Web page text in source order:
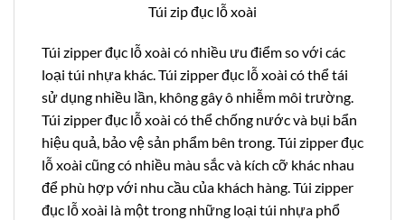
Túi zip đục lỗ xoài
Túi zipper đục lỗ xoài có nhiều ưu điểm so với các
loại túi nhựa khác. Túi zipper đục lỗ xoài có thể tái
sử dụng nhiều lần, không gây ô nhiễm môi trường.
Túi zipper đục lỗ xoài có thể chống nước và bụi bẩn
hiệu quả, bảo vệ sản phẩm bên trong. Túi zipper đục
lỗ xoài cũng có nhiều màu sắc và kích cỡ khác nhau
để phù hợp với nhu cầu của khách hàng. Túi zipper
đục lỗ xoài là một trong những loại túi nhựa phổ